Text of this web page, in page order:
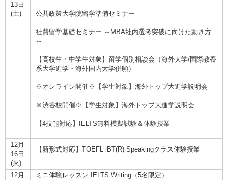
13日
(土)
公共政策大学院留学準備セミナー
社費留学基礎セミナー ～MBA社内選考突破に向けた動き方
～
【高校生・中学生対象】留学個別相談会（海外大学/国際教養
系大学進学・海外国内大学併願）
※オンライン開催※【学生対象】海外トップ大進学説明会
※渋谷校開催※【学生対象】海外トップ大進学説明会
【4技能対応】IELTS無料模擬試験＆体験授業
12月
16日
(火)
【新形式対応】TOEFL iBT(R) Speakingクラス体験授業
12月
ミニ体験レッスン IELTS Writing（5名限定）